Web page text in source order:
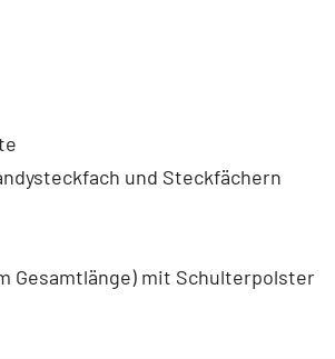
und Steckfächern
Gesamtlänge) mit Schulterpolster